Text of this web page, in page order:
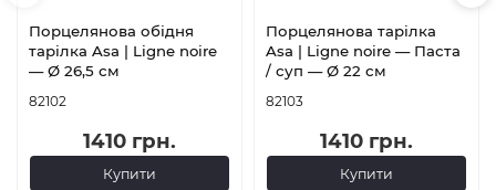
Порцелянова обідня
тарілка Asa | Ligne noire
— Ø 26,5 см
82102
1410 грн.
Купити
Порцелянова тарілка
Asa | Ligne noire — Паста
/ суп — Ø 22 см
82103
1410 грн.
Купити